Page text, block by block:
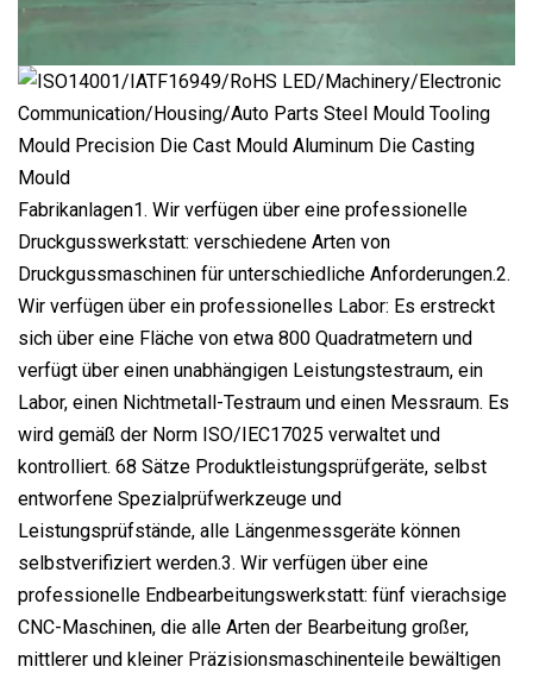
Fabrikanlagen1. Wir verfügen über eine professionelle
Druckgusswerkstatt: verschiedene Arten von
Druckgussmaschinen für unterschiedliche Anforderungen.2.
Wir verfügen über ein professionelles Labor: Es erstreckt
sich über eine Fläche von etwa 800 Quadratmetern und
verfügt über einen unabhängigen Leistungstestraum, ein
Labor, einen Nichtmetall-Testraum und einen Messraum. Es
wird gemäß der Norm ISO/IEC17025 verwaltet und
kontrolliert. 68 Sätze Produktleistungsprüfgeräte, selbst
entworfene Spezialprüfwerkzeuge und
Leistungsprüfstände, alle Längenmessgeräte können
selbstverifiziert werden.3. Wir verfügen über eine
professionelle Endbearbeitungswerkstatt: fünf vierachsige
CNC-Maschinen, die alle Arten der Bearbeitung großer,
mittlerer und kleiner Präzisionsmaschinenteile bewältigen